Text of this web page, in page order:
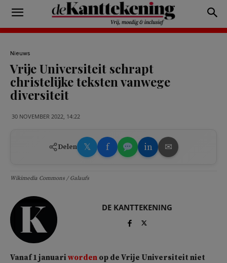
Nieuws
Vrije Universiteit schrapt
christelijke teksten vanwege
diversiteit
30 NOVEMBER 2022, 14:22
Delen 𝕏 f in ✉
Wikimedia Commons / Galaufs
DE KANTTEKENING
Vanaf 1 januariworden op de Vrije Universiteit niet